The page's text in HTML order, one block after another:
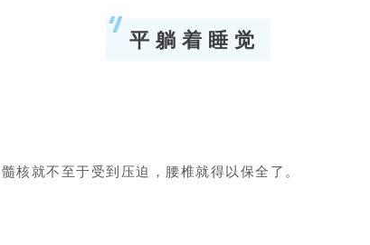
平 躺 着 睡 觉
核就不至于受到压迫，腰椎就得以保全了。